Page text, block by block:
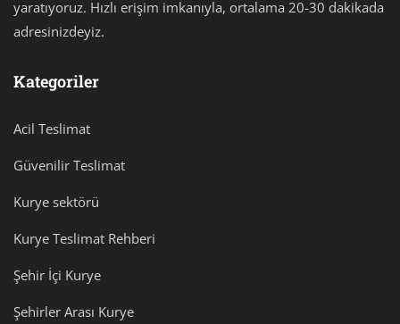
yaratıyoruz. Hızlı erişim imkanıyla, ortalama 20-30 dakikada
adresinizdeyiz.
Kategoriler
Acil Teslimat
Güvenilir Teslimat
Kurye sektörü
Kurye Teslimat Rehberi
Şehir İçi Kurye
Şehirler Arası Kurye